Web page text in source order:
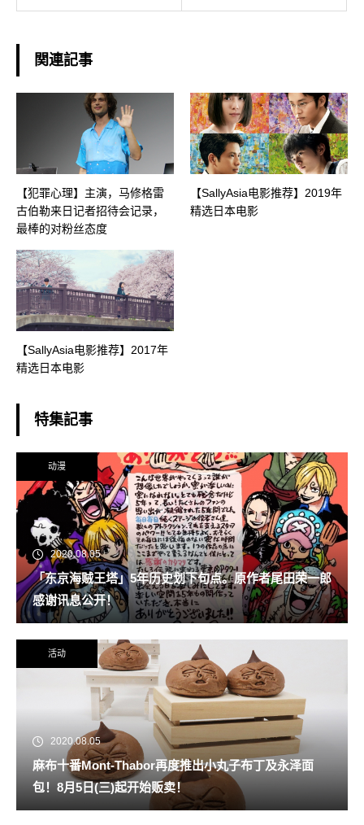
関連記事
【犯罪心理】主演，马修格雷
古伯勒来日记者招待会记录，
最棒的对粉丝态度
【SallyAsia电影推荐】2019年
精选日本电影
【SallyAsia电影推荐】2017年
精选日本电影
特集記事
动漫
2020.08.05
「东京海贼王塔」5年历史划下句点。原作者尾田荣一郎
感谢讯息公开！
活动
2020.08.05
麻布十番Mont-Thabor再度推出小丸子布丁及永泽面
包！8月5日(三)起开始贩卖！